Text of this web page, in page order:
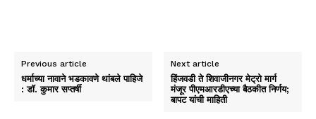
Previous article
धर्माच्या नावाने भडकावणे थांबले पाहिजे
: डॉ. कुमार सप्तर्षी
Next article
हिंजवडी ते शिवाजीनगर मेट्रो मार्ग
मंजूर पीएमआरडीएच्या बैठकीत निर्णय;
बापट यांची माहिती